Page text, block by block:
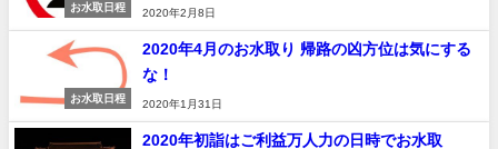
お水取日程
2020年2月8日
お水取日程
2020年4月のお水取り 帰路の凶方位は気にする
な！
2020年1月31日
2020年初詣はご利益万人力の日時でお水取